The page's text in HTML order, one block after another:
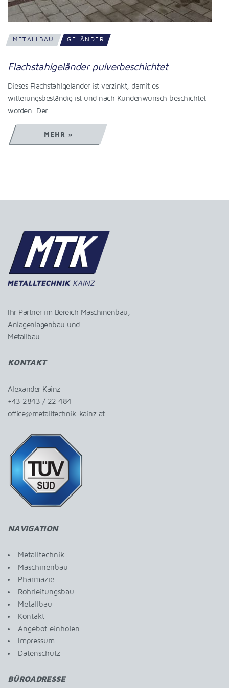
METALLBAU GELÄNDER
Nurglasgeländer mit Handlauf
Planung und Montage von diesem Nurglasgeländer mit
Handlauf. Wir planen immer gemeinsam mit unseren Kunden
und besprechen die…
MEHR »
Ihr Partner im Bereich Maschinenbau,
Anlagenlagenbau und
Metallbau.
KONTAKT
Alexander Kainz
+43 2843 / 22 484
office@metalltechnik-kainz.at
NAVIGATION
Metalltechnik
Maschinenbau
Pharmazie
Rohrleitungsbau
Metallbau
Kontakt
Angebot einholen
Impressum
Datenschutz
BÜROADRESSE